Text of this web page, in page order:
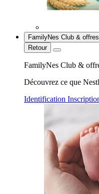
FamilyNes Club & offres
Retour
FamilyNes Club &
Découvrez ce que
Identification